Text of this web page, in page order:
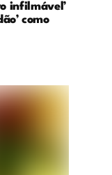
infilmável’
como